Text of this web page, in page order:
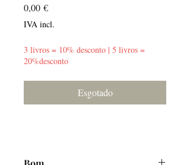
0,00 €Preço
IVA incl.
3 livros = 10% desconto | 5 livros =
20%desconto
Esgotado